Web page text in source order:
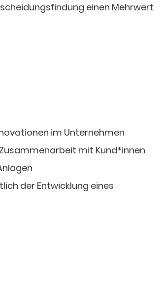
einen Mehrwert
im Unternehmen
mit Kund*innen
der Entwicklung eines